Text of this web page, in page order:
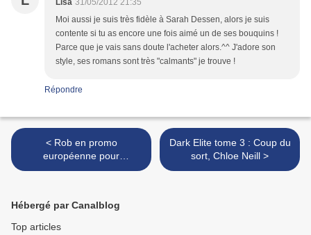
Lisa 31/05/2012 21:35
Moi aussi je suis très fidèle à Sarah Dessen, alors je suis
contente si tu as encore une fois aimé un de ses bouquins !
Parce que je vais sans doute l'acheter alors.^^ J'adore son
style, ses romans sont très "calmants" je trouve !
Répondre
< Rob en promo
européenne pour
Cosmopolis
Dark Elite tome 3 : Coup du
sort, Chloe Neill >
Hébergé par Canalblog
Top articles